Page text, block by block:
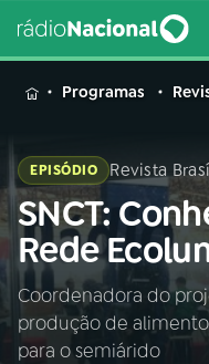
MENU
Buscar
na
Rádio
Nacional
Programas
EPISÓDIO Revista
SNCT:
Rede
Coordenadora do
produção de
para o semiárido